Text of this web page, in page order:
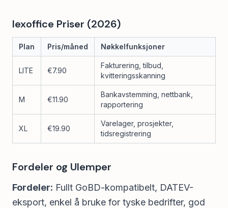
lexoffice Priser (2026)
Plan Pris/måned Nøkkelfunksjoner
LITE €7.90
Fakturering, tilbud,
kvitteringsskanning
M €11.90
Bankavstemming, nettbank,
rapportering
XL €19.90
Varelager, prosjekter,
tidsregistrering
Fordeler og Ulemper
Fordeler: Fullt GoBD-kompatibelt, DATEV-
eksport, enkel å bruke for tyske bedrifter, god